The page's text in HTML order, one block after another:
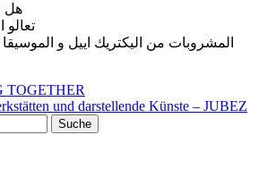
هل
المشروبات من اليكتريك اييل و الموسيقا
TOGETHER
und darstellende Künste – JUBEZ